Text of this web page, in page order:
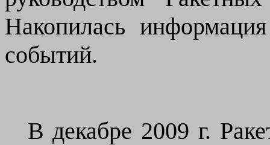
Накопилась
событий.
В декабре 2009 г.